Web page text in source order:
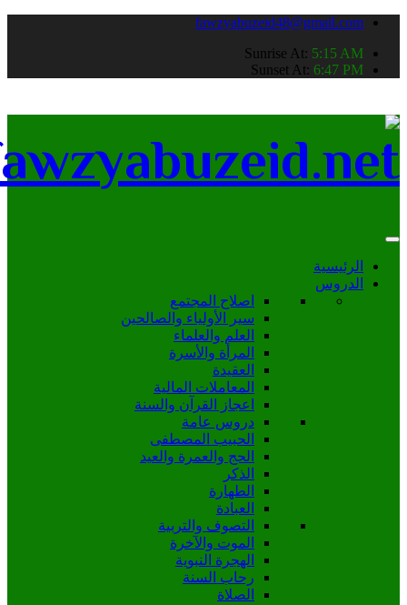
fawzyabuzeid48@gmail.com
Sunrise At: 5:15 AM
Sunset At:6:47 PM
الرئيسية
الدروس
اصلاح المجتمع
سير الأولياء والصالحين
العلم والعلماء
المرأة والأسرة
العقيدة
المعاملات المالية
اعجاز القرآن والسنة
دروس عامة
الحبيب المصطفى
الحج والعمرة والعيد
الذكر
الطهارة
العبادة
التصوف والتربية
الموت والآخرة
الهجرة النبوية
رحاب السنة
الصلاة